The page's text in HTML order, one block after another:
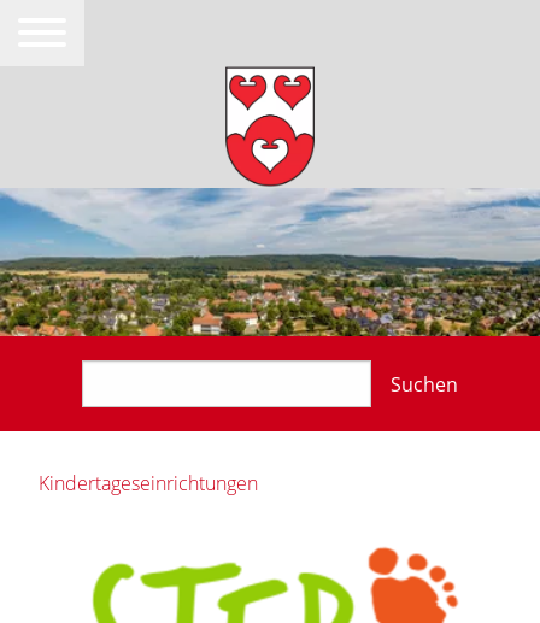
Suchen
Kindertageseinrichtungen